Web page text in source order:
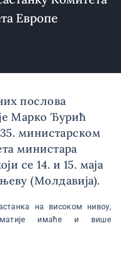
Европе
послова
Марко Ђурић
министарском
министара
се 14. и 15. маја
(Молдавија).
на високом нивоу,
имаће и више